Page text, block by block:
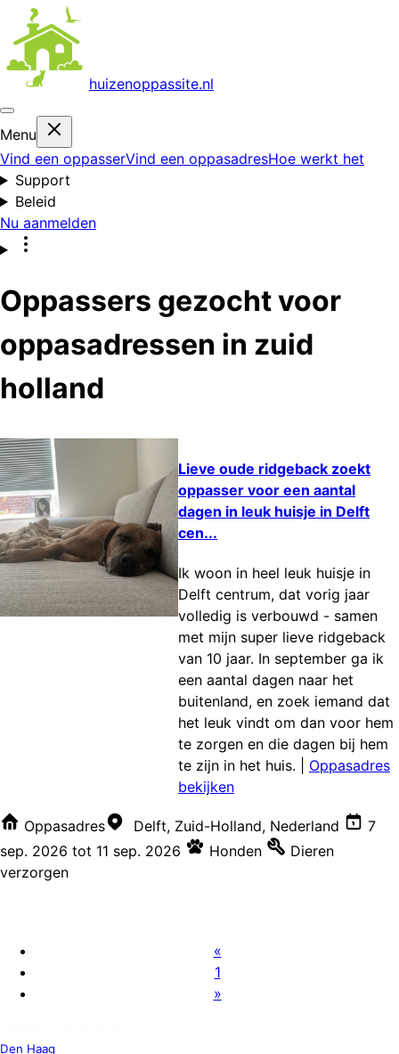
huizenoppassite.nl
Menu
Vind een oppasserVind een oppasadresHoe werkt het
Support
Beleid
Nu aanmelden
Oppassers gezocht voor
oppasadressen in zuid
holland
Lieve oude ridgeback zoekt
oppasser voor een aantal
dagen in leuk huisje in Delft
cen...
Ik woon in heel leuk huisje in
Delft centrum, dat vorig jaar
volledig is verbouwd - samen
met mijn super lieve ridgeback
van 10 jaar. In september ga ik
een aantal dagen naar het
buitenland, en zoek iemand dat
het leuk vindt om dan voor hem
te zorgen en die dagen bij hem
te zijn in het huis.
Oppasadres
bekijken
Oppasadres Delft, Zuid-Holland, Nederland
7
sep. 2026 tot 11 sep. 2026 Honden
Dieren
verzorgen
«
1
»
Den Haag